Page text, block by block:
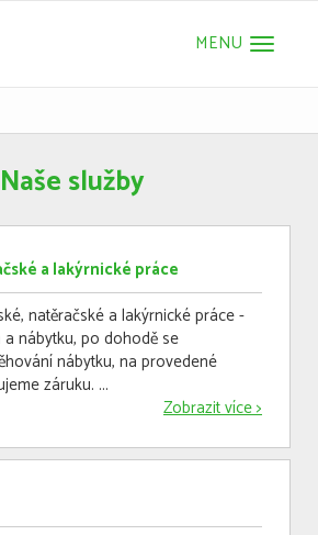
Toggle
Naše služby
a lakýrnické práce
natěračské a lakýrnické práce -
nábytku, po dohodě se
nábytku, na provedené
záruku. ...
Zobrazit více >